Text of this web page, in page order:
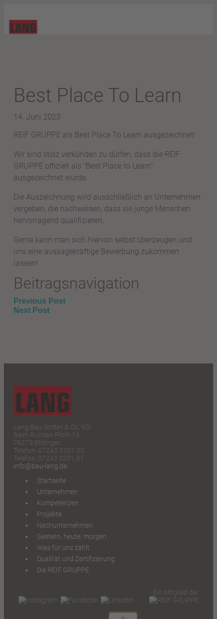
Best Place To Learn
14. Juni 2023
REIF GRUPPE als Best Place To Learn ausgezeichnet!
Wir sind stolz verkünden zu dürfen, dass die REIF
GRUPPE offiziell als “Best Place to Learn”
ausgezeichnet wurde.
Die Auszeichnung wird ausschließlich an Unternehmen
vergeben, die nachweisen, dass sie junge Menschen
hervorragend qualifizieren.
Gerne kann man sich hiervon selbst überzeugen und
uns eine aussagekräftige Bewerbung zukommen
lassen!
Beitragsnavigation
Previous Post
Next Post
Lang Bau GmbH & Co. KG
Beim Runden Plom 13
76275 Ettlingen
Telefon: 07243 3201-30
Telefax: 07243 3201-31
info@bau-lang.de
Startseite
Unternehmen
Kompetenzen
Projekte
Nachunternehmen
Gestern, heute, morgen
Was für uns zählt
Qualität und Zertifizierung
Die REIF GRUPPE
Ein Mitglied der